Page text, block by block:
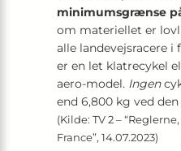
minimumsgrænse
om materiellet er
alle landevejsracere
er en let klatrecykel
aero-model. Ingen
end 6,800 kg ved
(Kilde: TV 2 –
France”, 14.07.2023)